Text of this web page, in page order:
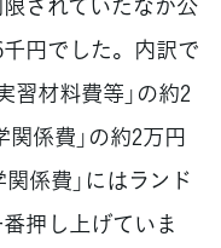
円でした。内訳で
習材料費等」の約2
関係費」の約2万円
関係費」にはランド
押し上げていま